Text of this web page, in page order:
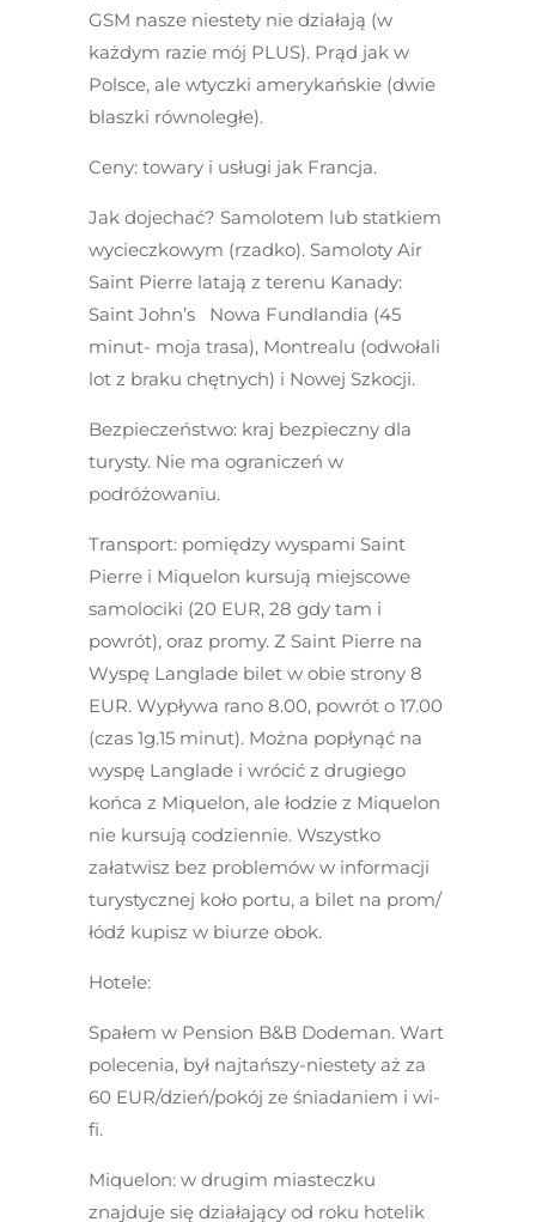
GSM nasze niestety nie działają (w
każdym razie mój PLUS). Prąd jak w
Polsce, ale wtyczki amerykańskie (dwie
blaszki równoległe).
Ceny: towary i usługi jak Francja.
Jak dojechać? Samolotem lub statkiem
wycieczkowym (rzadko). Samoloty Air
Saint Pierre latają z terenu Kanady:
Saint John’s Nowa Fundlandia (45
minut- moja trasa), Montrealu (odwołali
lot z braku chętnych) i Nowej Szkocji.
Bezpieczeństwo: kraj bezpieczny dla
turysty. Nie ma ograniczeń w
podróżowaniu.
Transport: pomiędzy wyspami Saint
Pierre i Miquelon kursują miejscowe
samolociki (20 EUR, 28 gdy tam i
powrót), oraz promy. Z Saint Pierre na
Wyspę Langlade bilet w obie strony 8
EUR. Wypływa rano 8.00, powrót o 17.00
(czas 1g.15 minut). Można popłynąć na
wyspę Langlade i wrócić z drugiego
końca z Miquelon, ale łodzie z Miquelon
nie kursują codziennie. Wszystko
załatwisz bez problemów w informacji
turystycznej koło portu, a bilet na prom/
łódź kupisz w biurze obok.
Hotele:
Spałem w Pension B&B Dodeman. Wart
polecenia, był najtańszy-niestety aż za
60 EUR/dzień/pokój ze śniadaniem i wi-
fi.
Miquelon: w drugim miasteczku
znajduje się działający od roku hotelik